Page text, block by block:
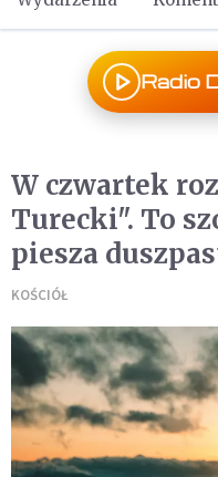
Radio
W czwartek
Turecki". To
piesza
KOŚCIÓŁ